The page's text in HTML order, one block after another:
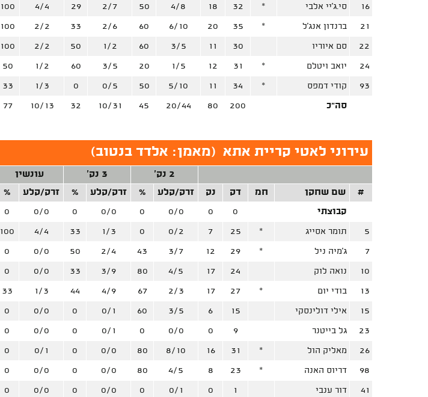
16 סי.ג'יי אלבי *
32
18
4/8
50
2/7
29
4/4
100
21 ברנדון אנג'ל *
35
20
6/10
60
2/6
33
2/2
100
22 סם איוריו 30
11
3/5
60
1/2
50
2/2
100
24 יואב ויטלם *
31
12
1/5
20
3/5
60
1/2
50
93 קודי דמפס *
34
11
5/10
50
0/5
0
1/3
33
סה"כ 200
80
20/44
45
10/31
32
10/13
77
עירוני לאטי קריית אתא (מאמן: אלדד בנטוב)
2 נק' 3 נק' עונשין
#
שם שחקן חמ דק נק זרק/קלע % זרק/קלע % זרק/קלע %
קבוצתי 0
0
0/0
0
0/0
0
0/0
0
5 תומר אסייג *
25
7
0/2
0
1/3
33
4/4
100
7 ג'מיה ניל *
29
12
3/7
43
2/4
50
0/0
0
10 נואה לוק 24
17
4/5
80
3/9
33
0/0
0
13 בודי יום *
27
17
2/3
67
4/9
44
1/3
33
15 אילי דולינסקי 15
6
3/5
60
0/1
0
0/0
0
23 גל בייטנר 9
0
0/0
0
0/1
0
0/0
0
26 מאליק הול *
31
16
8/10
80
0/0
0
0/1
0
98 דריוס האנה *
23
8
4/5
80
0/0
0
0/0
0
41 דור ענבי 1
0
0/1
0
0/0
0
0/0
0